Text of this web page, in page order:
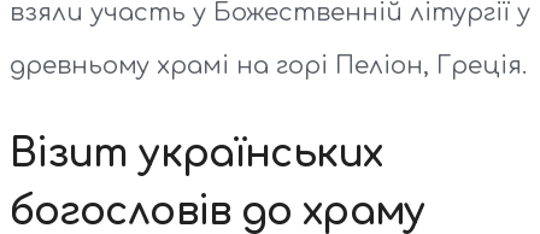
взяли участь у Божественній літургії у
древньому храмі на горі Пеліон, Греція.
Візит українських
богословів до храму